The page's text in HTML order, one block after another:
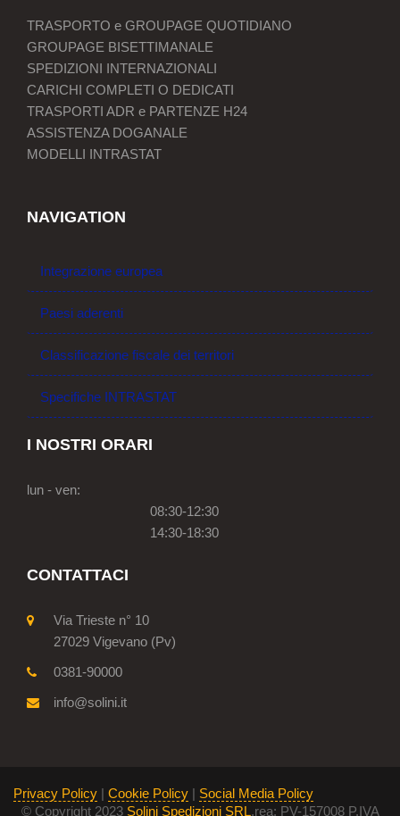
TRASPORTO e GROUPAGE QUOTIDIANO
GROUPAGE BISETTIMANALE
SPEDIZIONI INTERNAZIONALI
CARICHI COMPLETI O DEDICATI
TRASPORTI ADR e PARTENZE H24
ASSISTENZA DOGANALE
MODELLI INTRASTAT
NAVIGATION
Integrazione europea
Paesi aderenti
Classificazione fiscale dei territori
Specifiche INTRASTAT
I NOSTRI ORARI
lun - ven:
08:30-12:30
14:30-18:30
CONTATTACI
Via Trieste n° 10
27029 Vigevano (Pv)
0381-90000
info@solini.it
Privacy Policy | Cookie Policy | Social Media Policy
© Copyright 2023 Solini Spedizioni SRL.rea: PV-157008 P.IVA